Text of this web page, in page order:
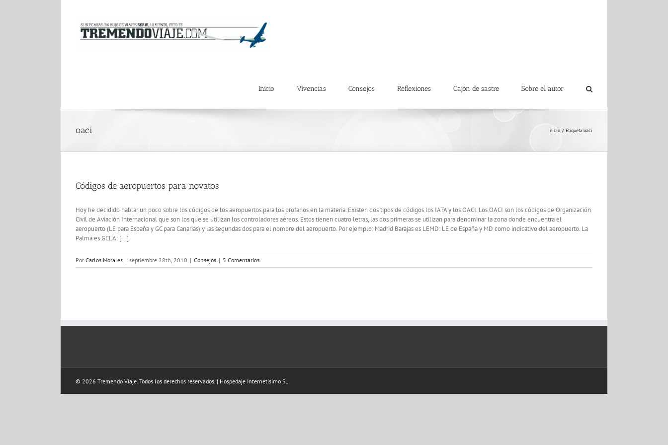
Inicio Vivencias Consejos Reflexiones Cajón de sastre Sobre el autor
oaci Inicio Etiqueta:oaci
Códigos de aeropuertos para novatos
Hoy he decidido hablar un poco sobre los códigos de los aeropuertos para los profanos en la materia. Existen dos tipos de códigos los IATA y los OACI. Los OACI son los códigos de Organización
Civil de Aviación Internacional que son los que se utilizan los controladores aéreos. Estos tienen cuatro letras, las dos primeras se utilizan para denominar la zona donde encuentra el
aeropuerto (LE para España y GC para Canarias) y las segundas dos para el nombre del aeropuerto. Por ejemplo: Madrid Barajas es LEMD: LE de España y MD como indicativo del aeropuerto. La
Palma es GCLA: [...]
Por Carlos Morales | septiembre 28th, 2010 | Consejos | 5 Comentarios
© 2026 Tremendo Viaje. Todos los derechos reservados. | Hospedaje Internetisimo SL